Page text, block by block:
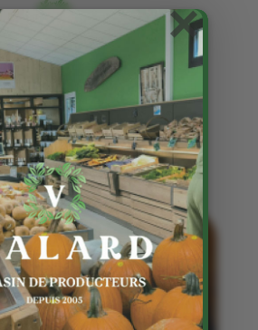
avec le mot clé :
ecommerce
×